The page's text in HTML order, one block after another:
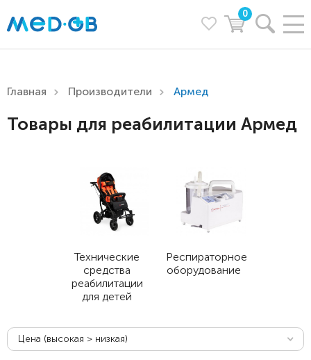
0
Главная Производители Армед
Товары для реабилитации Армед
Технические
средства
реабилитации
для детей
Респираторное
оборудование
Цена (высокая > низкая)